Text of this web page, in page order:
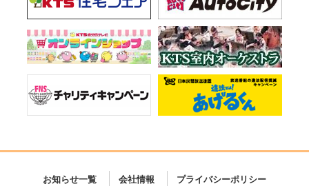
お知らせ一覧 会社情報 プライバシーポリシー